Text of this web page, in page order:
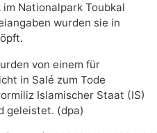
Nationalpark Toubkal
wurden sie in
von einem für
in Salé zum Tode
Islamischer Staat (IS)
geleistet. (dpa)